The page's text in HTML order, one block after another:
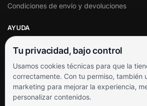
Condiciones de envío y devoluciones
AYUDA
Soporte al cliente
Contacto
Términos y condiciones
Preguntas frecuentes
Tu privacidad, bajo control
Usamos cookies técnicas para que la
correctamente. Con tu permiso, también
marketing para mejorar la experiencia,
personalizar contenidos.